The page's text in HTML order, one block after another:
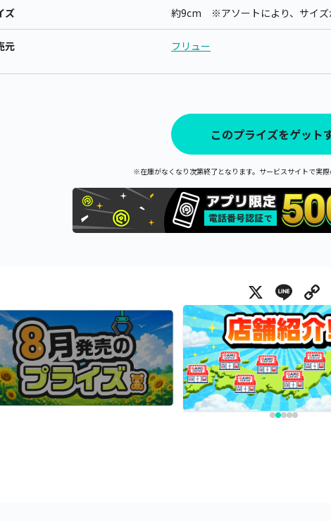
ズ 約9cm ※アソートにより、サイズ
元 フリュー
このプライズをゲット
※在庫がなくなり次第終了となります。サービスサイトで実際
X Line